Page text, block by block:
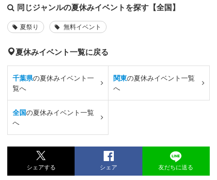
同じジャンルの夏休みイベントを探す【全国】
夏祭り 無料イベント
夏休みイベント一覧に戻る
千葉県の夏休みイベント一
覧へ
関東の夏休みイベント一覧
へ
全国の夏休みイベント一覧
へ
シェアする シェア 友だちに送る